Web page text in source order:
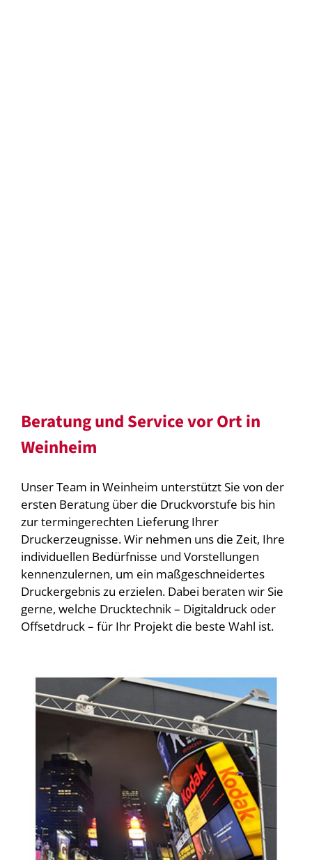
Beratung und Service vor Ort in
Weinheim
Unser Team in Weinheim unterstützt Sie von der
ersten Beratung über die Druckvorstufe bis hin
zur termingerechten Lieferung Ihrer
Druckerzeugnisse. Wir nehmen uns die Zeit, Ihre
individuellen Bedürfnisse und Vorstellungen
kennenzulernen, um ein maßgeschneidertes
Druckergebnis zu erzielen. Dabei beraten wir Sie
gerne, welche Drucktechnik – Digitaldruck oder
Offsetdruck – für Ihr Projekt die beste Wahl ist.